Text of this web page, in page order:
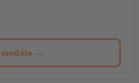
qui répond aux
agricoles et tertiaires
→